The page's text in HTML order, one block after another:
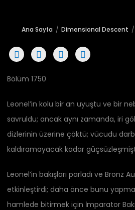
Ana Sayfa Dimensional Descent
Bölüm 1750
Leonel’in kolu bir an uyuştu ve bir
savruldu; ancak aynı zamanda, iri
dizlerinin üzerine çöktü; vücudu
kaldıramayacak kadar
Leonel’in bakışları parladı ve Bronz
etkinleştirdi; daha önce bunu
hamlede bitirmek için İmparator